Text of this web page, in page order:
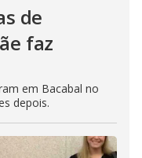
de
faz
em Bacabal no
depois.